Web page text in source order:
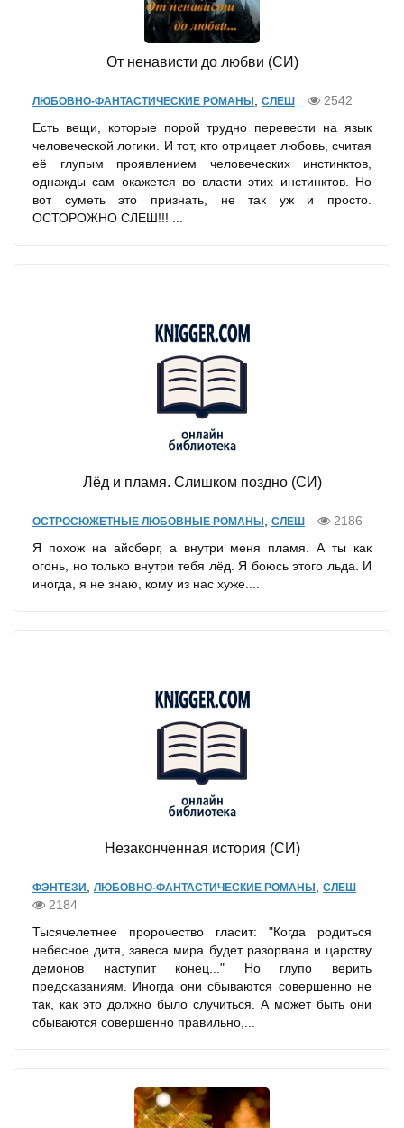
От ненависти до любви (СИ)
ЛЮБОВНО-ФАНТАСТИЧЕСКИЕ РОМАНЫ , СЛЕШ
2542
Есть вещи, которые порой трудно перевести на язык
человеческой логики. И тот, кто отрицает любовь, считая
её глупым проявлением человеческих инстинктов,
однажды сам окажется во власти этих инстинктов. Но
вот суметь это признать, не так уж и просто.
ОСТОРОЖНО СЛЕШ!!! ...
Лёд и пламя. Слишком поздно (СИ)
ОСТРОСЮЖЕТНЫЕ ЛЮБОВНЫЕ РОМАНЫ , СЛЕШ
2186
Я похож на айсберг, а внутри меня пламя. А ты как
огонь, но только внутри тебя лёд. Я боюсь этого льда. И
иногда, я не знаю, кому из нас хуже....
Незаконченная история (СИ)
ФЭНТЕЗИ , ЛЮБОВНО-ФАНТАСТИЧЕСКИЕ РОМАНЫ , СЛЕШ
2184
Тысячелетнее пророчество гласит: "Когда родиться
небесное дитя, завеса мира будет разорвана и царству
демонов наступит конец..." Но глупо верить
предсказаниям. Иногда они сбываются совершенно не
так, как это должно было случиться. А может быть они
сбываются совершенно правильно,...